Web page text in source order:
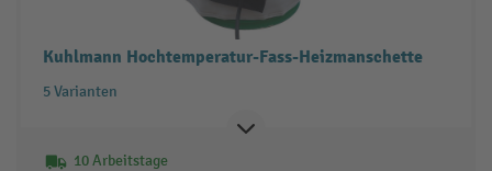
Kuhlmann Hochtemperatur-Fass-Heizmanschette
5 Varianten
10 Arbeitstage